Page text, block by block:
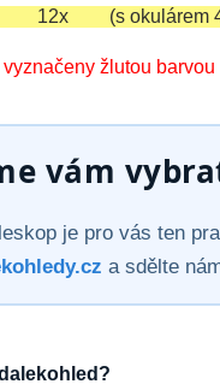
12x (s okulárem
žlutou barvou
vám
je pro vás ten
a sdělte